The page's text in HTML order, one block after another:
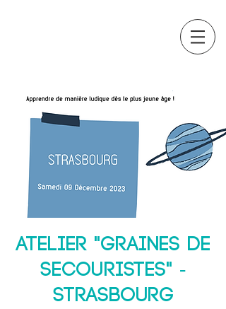
Atelier "Graines de
secouristes" -
STRASBOURG